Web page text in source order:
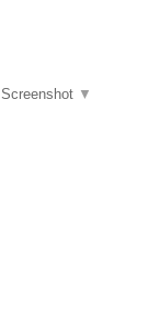
Screenshot ▼